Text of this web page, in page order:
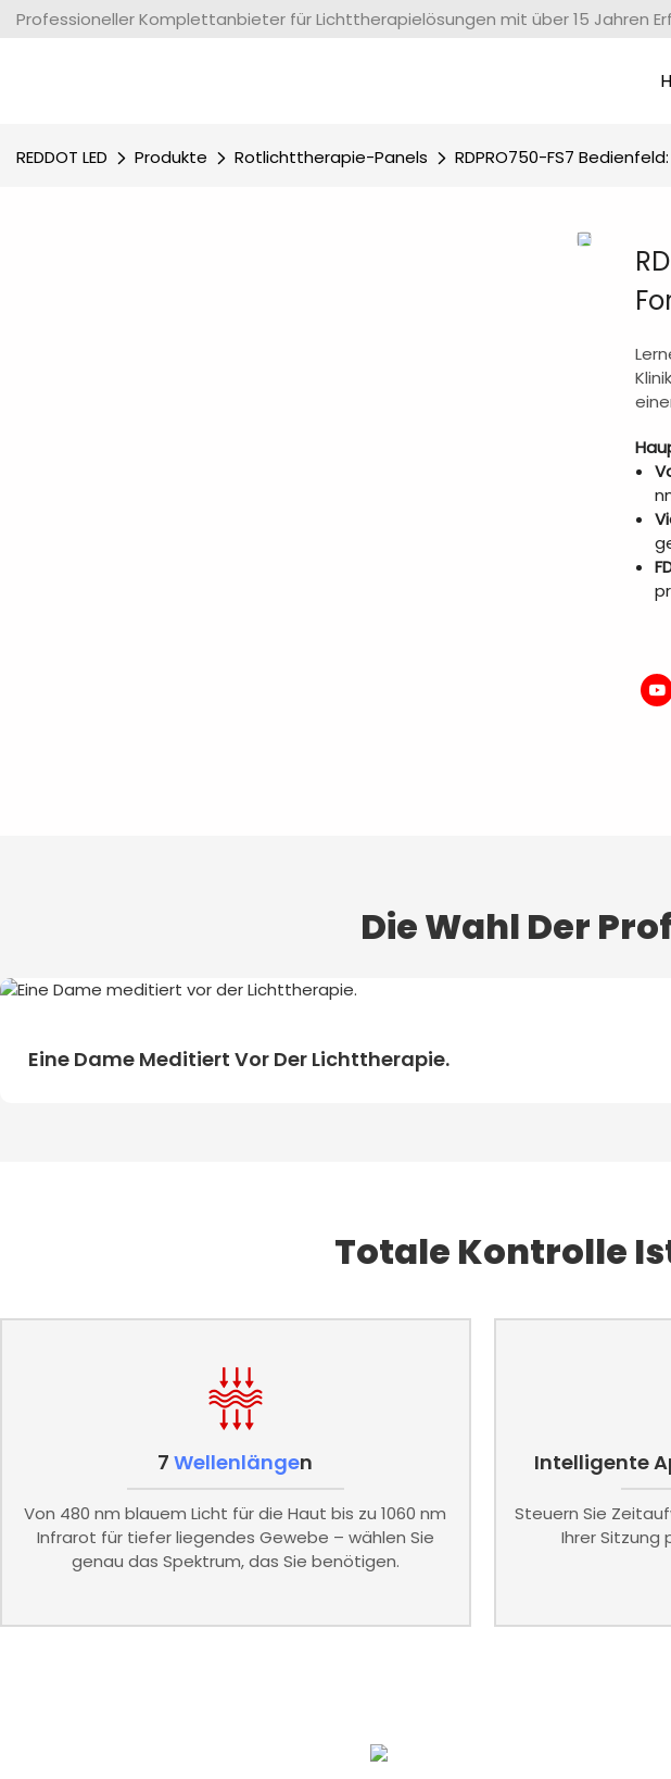
Professioneller Komplettanbieter für Lichttherapielösungen mit über 15 Jahren
REDDOT LED Produkte Rotlichttherapie-Panels RDPRO750-FS7
Die Wahl Der
Eine Dame Meditiert Vor Der Lichttherapie.
Totale Kontrolle
7WellenlängeN
Von 480 nm blauem Licht für die Haut bis zu 1060 nm
Infrarot für tiefer liegendes Gewebe – wählen Sie
genau das Spektrum, das Sie benötigen.
Intelligente
Steuern Sie
Ihrer Sitzung